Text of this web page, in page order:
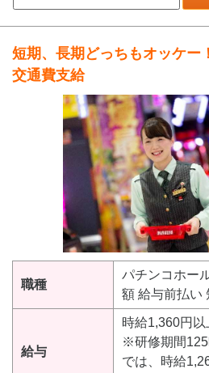
短期、長期どっちもオッケー
交通費支給
職種
パチンコホー
額 給与前払い
給与
時給1,360円以
※研修期間125
では、時給